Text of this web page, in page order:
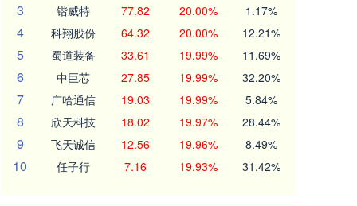
3 锴威特 77.82 20.00% 1.17%
4 科翔股份 64.32 20.00% 12.21%
5 蜀道装备 33.61 19.99% 11.69%
6 中巨芯 27.85 19.99% 32.20%
7 广哈通信 19.03 19.99% 5.84%
8 欣天科技 18.02 19.97% 28.44%
9 飞天诚信 12.56 19.96% 8.49%
10 任子行 7.16 19.93% 31.42%